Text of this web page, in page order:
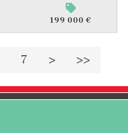
199 000 €
7 > >>